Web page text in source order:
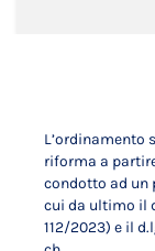
L’ordinamento
riforma a
condotto ad un
cui da ultimo il
112/2023) e il